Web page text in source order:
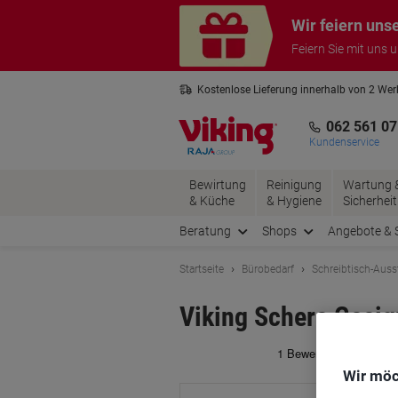
Wir feiern
Feiern Sie mit uns
Kostenlose Lieferung innerhalb von 2
062 561
Kundenservice
Bewirtung
& Küche
Reinigung
& Hygiene
Wartung
Sicherheit
Beratung Shops Angebote &
Startseite Bürobedarf Schreibtisch-
Viking Schere
Wir